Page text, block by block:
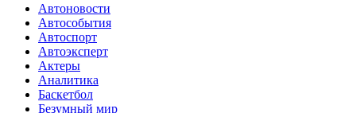
Автоновости
Автособытия
Автоспорт
Автоэксперт
Актеры
Аналитика
Баскетбол
Безумный мир